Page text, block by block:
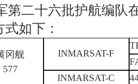
第二十六批护航编队
如下：
冈舰
577
INMARSAT-F
INMARSAT-C